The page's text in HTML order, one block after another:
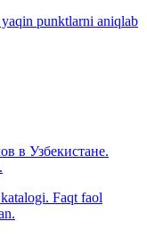
punktlarni aniqlab
в Узбекистане.
Faqt faol